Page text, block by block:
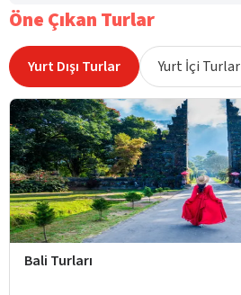
Öne Çıkan Turlar
Yurt Dışı Turlar Yurt İçi Turlar
Bali Turları